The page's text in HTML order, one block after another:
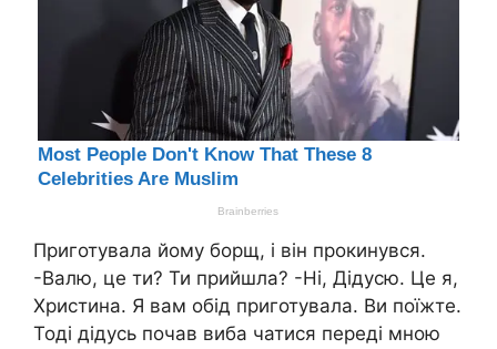
Приготувала йому борщ, і він прокинувся.
-Валю, це ти? Ти прийшла? -Ні, Дідусю. Це я,
Христина. Я вам обід приготувала. Ви поїжте.
Тоді дідусь почав виба чатися переді мною